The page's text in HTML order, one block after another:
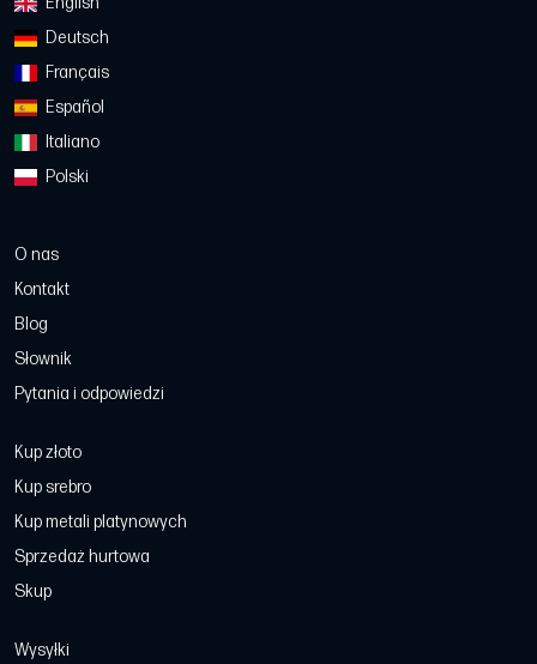
Deutsch
Français
Español
Italiano
Polski
O nas
Kontakt
Blog
Słownik
Pytania i odpowiedzi
Kup złoto
Kup srebro
Kup metali platynowych
Sprzedaż hurtowa
Skup
Wysyłki